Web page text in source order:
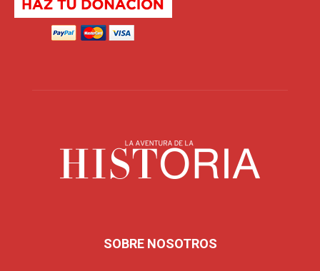
SOBRE NOSOTROS